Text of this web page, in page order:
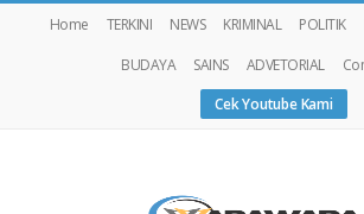
Home TERKINI NEWS KRIMINAL POLITIK
BUDAYA
SAINS ADVETORIAL
Cek Youtube Kami